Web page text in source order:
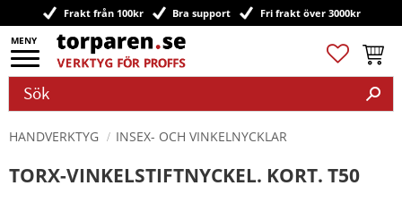
Meny
Frakt från 100kr Bra support Fri frakt över 3000kr
Favoriter
HANDVERKTYG INSEX- OCH VINKELNYCKLAR
TORX-VINKELSTIFTNYCKEL. KORT. T50